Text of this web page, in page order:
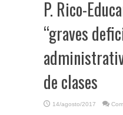
P. Rico-
“graves
de clases
14/agosto/2017